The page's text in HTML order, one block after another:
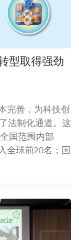
型取得强劲
完善，为科技创
法制化通道。这
国范围内部
全球前20名；国